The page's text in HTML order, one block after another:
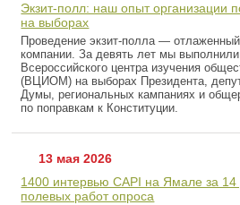
Экзит-полл: наш опыт организации
на выборах
Проведение экзит-полла —
компании. За девять лет мы выполнили
Всероссийского центра изучения
(ВЦИОМ) на выборах Президента,
Думы, региональных кампаниях и
по поправкам к Конституции.
13 мая 2026
1400 интервью CAPI на Ямале за 14
полевых работ опроса